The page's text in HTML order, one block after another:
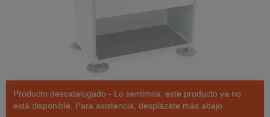
Producto descatalogado - Lo sentimos, este producto ya no
está disponible. Para asistencia, desplázate más abajo.